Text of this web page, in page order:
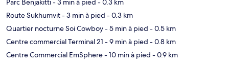
Parc Benjakitti- 3 min à pied - 0.3 km
Route Sukhumvit- 3 min à pied - 0.3 km
Quartier nocturne Soi Cowboy- 5 min à pied - 0.5 km
Centre commercial Terminal 21 - 9 min à pied - 0.8 km
Centre Commercial EmSphere- 10 min à pied - 0.9 km